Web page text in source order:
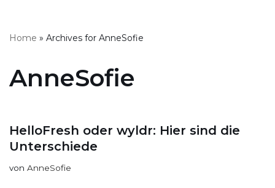
Home » Archives for AnneSofie
AnneSofie
HelloFresh oder wyldr: Hier sind die
Unterschiede
von AnneSofie